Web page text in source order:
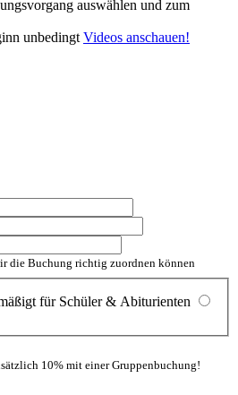
auswählen und zum
unbedingtVideos anschauen!
die Buchung richtig zuordnen können
für Schüler & Abiturienten
10% mit einer Gruppenbuchung!